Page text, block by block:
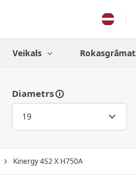
Veikals
Diametrs
Kinergy 4S2 X H750A